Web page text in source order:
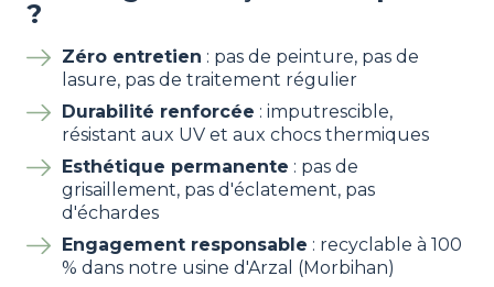
?
Zéro entretien : pas de peinture, pas de
lasure, pas de traitement régulier
Durabilité renforcée : imputrescible,
résistant aux UV et aux chocs thermiques
Esthétique permanente : pas de
grisaillement, pas d'éclatement, pas
d'échardes
Engagement responsable : recyclable à 100
% dans notre usine d'Arzal (Morbihan)